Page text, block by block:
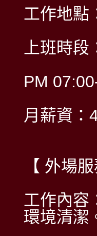
工作地點
上班時
PM
月薪資：
【 外場
工作內容
環境清潔